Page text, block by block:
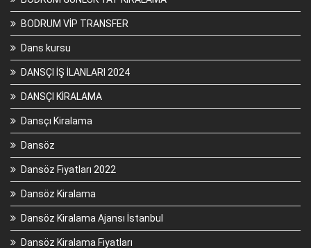
BODRUM VİP TRANSFER
Dans kursu
DANSÇI İŞ İLANLARI 2024
DANSÇI KİRALAMA
Dansçı Kiralama
Dansöz
Dansöz Fiyatları 2022
Dansöz Kiralama
Dansöz Kiralama Ajansı İstanbul
Dansöz Kiralama Fiyatları